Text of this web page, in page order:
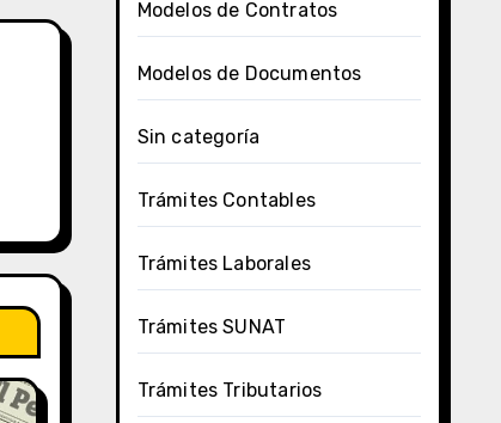
Modelos de Contratos
Modelos de Documentos
Sin categoría
Trámites Contables
Trámites Laborales
Trámites SUNAT
Trámites Tributarios